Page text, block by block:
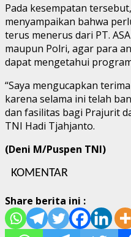
Pada kesempatan
menyampaikan bahwa
terus menerus dari PT.
maupun Polri, agar para
dapat mengetahui
“Saya mengucapkan
karena selama ini telah
dan fasilitas bagi Prajurit
TNI Hadi Tjahjanto.
(Deni M/Puspen TNI)
KOMENTAR
Share berita ini :